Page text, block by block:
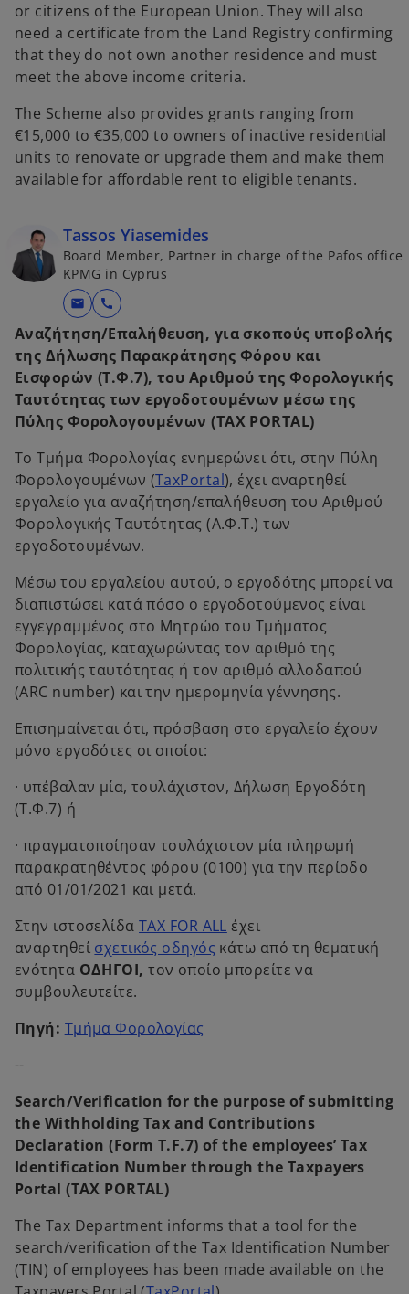
or citizens of the European Union. They will also
need a certificate from the Land Registry confirming
that they do not own another residence and must
meet the above income criteria.
The Scheme also provides grants ranging from
€15,000 to €35,000 to owners of inactive residential
units to renovate or upgrade them and make them
available for affordable rent to eligible tenants.
Tassos Yiasemides
Board Member, Partner in charge of the Pafos office
KPMG in Cyprus
mail call
Αναζήτηση/Επαλήθευση, για σκοπούς υποβολής
της Δήλωσης Παρακράτησης Φόρου και
Εισφορών (Τ.Φ.7), του Αριθμού της Φορολογικής
Ταυτότητας των εργοδοτουμένων μέσω της
Πύλης Φορολογουμένων (ΤΑΧ PORTAL)
Το Τμήμα Φορολογίας ενημερώνει ότι, στην Πύλη
Φορολογουμένων (TaxPortalo
p
e
i
n
a
n
e
w
a
), έχει αναρτηθεί
εργαλείο για αναζήτηση/επαλήθευση του Αριθμού
Φορολογικής Ταυτότητας (Α.Φ.Τ.) των
εργοδοτουμένων.
Μέσω του εργαλείου αυτού, ο εργοδότης μπορεί να
διαπιστώσει κατά πόσο ο εργοδοτούμενος είναι
εγγεγραμμένος στο Μητρώο του Τμήματος
Φορολογίας, καταχωρώντας τον αριθμό της
πολιτικής ταυτότητας ή τον αριθμό αλλοδαπού
(ARC number) και την ημερομηνία γέννησης.
Επισημαίνεται ότι, πρόσβαση στο εργαλείο έχουν
μόνο εργοδότες οι οποίοι:
· υπέβαλαν μία, τουλάχιστον, Δήλωση Εργοδότη
(Τ.Φ.7) ή
· πραγματοποίησαν τουλάχιστον μία πληρωμή
παρακρατηθέντος φόρου (0100) για την περίοδο
από 01/01/2021 και μετά.
Στην ιστοσελίδαTAX FOR ALL o
p
e
n
e
w
t
έχει
αναρτηθεί σχετικός οδηγός o
p
a
n
e
w
b
κάτω από τη θεματική
ενότητα ΟΔΗΓΟΙ, τον οποίο μπορείτε να
συμβουλευτείτε.
Πηγή: Τμήμα Φορολογίας
n
s
e
w
t
--
Search/Verification for the purpose of submitting
the Withholding Tax and Contributions
Declaration (Form T.F.7) of the employees’ Tax
Identification Number through the Taxpayers
Portal (TAX PORTAL)
The Tax Department informs that a tool for the
search/verification of the Tax Identification Number
(TIN) of employees has been made available on the